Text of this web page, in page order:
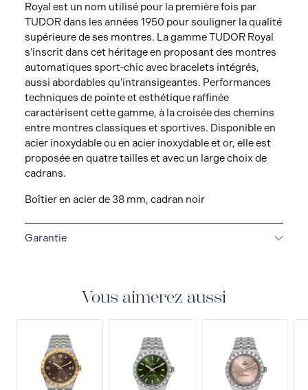
Royal est un nom utilisé pour la première fois par
TUDOR dans les années 1950 pour souligner la qualité
supérieure de ses montres. La gamme TUDOR Royal
s'inscrit dans cet héritage en proposant des montres
automatiques sport-chic avec bracelets intégrés,
aussi abordables qu'intransigeantes. Performances
techniques de pointe et esthétique raffinée
caractérisent cette gamme, à la croisée des chemins
entre montres classiques et sportives. Disponible en
acier inoxydable ou en acier inoxydable et or, elle est
proposée en quatre tailles et avec un large choix de
cadrans.
Boîtier en acier de 38 mm, cadran noir
Garantie
précision et sa fiabilité. TUDOR est convaincu que ses
pourquoi TUDOR a établi une nouvelle norme en
horlogerie : toutes les montres TUDOR vendues
depuis 2020 bénéficient d'une garantie internationale
de cinq ans.
Vous aimerez aussi